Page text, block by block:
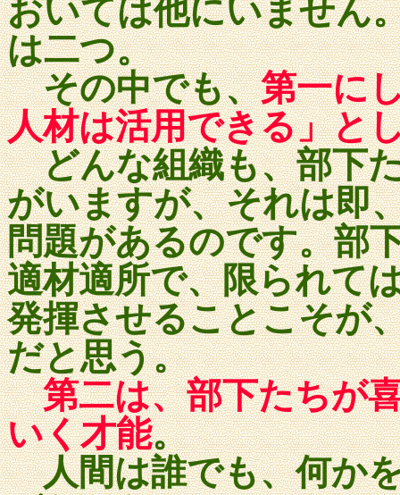
おいては他にいません
は二つ。
その中でも、第一に
人材は活用できる」と
どんな組織も、部下
がいますが、それは即
問題があるのです。部
適材適所で、限られて
発揮させることこそが
だと思う。
第二は、部下たちが
いく才能。
人間は誰でも、何か